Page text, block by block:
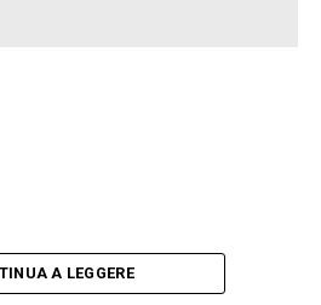
A LEGGERE